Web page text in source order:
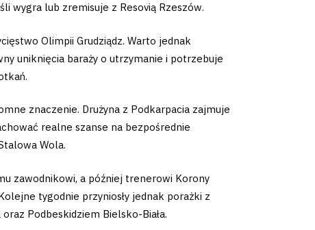
wygra lub zremisuje z Resovią Rzeszów.
Olimpii Grudziądz. Warto jednak
uniknięcia baraży o utrzymanie i potrzebuje
znaczenie. Drużyna z Podkarpacia zajmuje
realne szanse na bezpośrednie
Wola.
zawodnikowi, a później trenerowi Korony
tygodnie przyniosły jednak porażki z
Podbeskidziem Bielsko-Biała.